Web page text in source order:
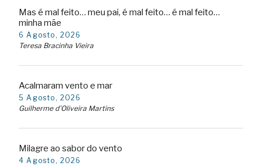
Mas é mal feito… meu pai, é mal feito… é mal feito…
minha mãe
6 Agosto, 2026
Teresa Bracinha Vieira
Acalmaram vento e mar
5 Agosto, 2026
Guilherme d'Oliveira Martins
Milagre ao sabor do vento
4 Agosto, 2026